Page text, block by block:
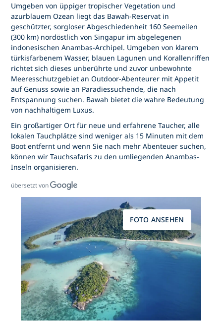
Umgeben von üppiger tropischer Vegetation und
azurblauem Ozean liegt das Bawah-Reservat in
geschützter, sorgloser Abgeschiedenheit 160 Seemeilen
(300 km) nordöstlich von Singapur im abgelegenen
indonesischen Anambas-Archipel. Umgeben von klarem
türkisfarbenem Wasser, blauen Lagunen und Korallenriffen
richtet sich dieses unberührte und zuvor unbewohnte
Meeresschutzgebiet an Outdoor-Abenteurer mit Appetit
auf Genuss sowie an Paradiessuchende, die nach
Entspannung suchen. Bawah bietet die wahre Bedeutung
von nachhaltigem Luxus.
Ein großartiger Ort für neue und erfahrene Taucher, alle
lokalen Tauchplätze sind weniger als 15 Minuten mit dem
Boot entfernt und wenn Sie nach mehr Abenteuer suchen,
können wir Tauchsafaris zu den umliegenden Anambas-
Inseln organisieren.
übersetzt von
FOTO ANSEHEN